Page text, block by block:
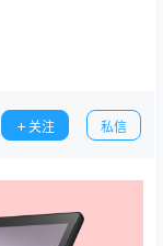
关注 私信